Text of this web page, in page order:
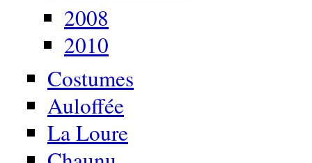
2008
2010
Costumes
Auloffée
La Loure